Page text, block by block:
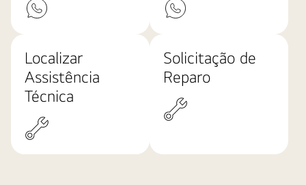
Localizar
Assistência
Técnica
Solicitação de
Reparo